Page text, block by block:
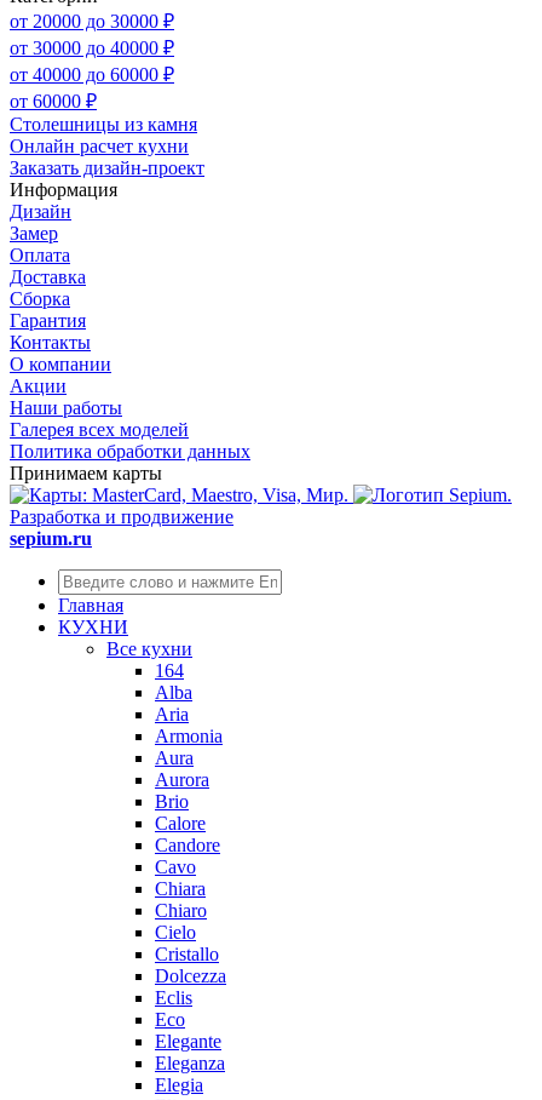
от 20000 до 30000 ₽
от 30000 до 40000 ₽
от 40000 до 60000 ₽
от 60000 ₽
Столешницы из камня
Онлайн расчет кухни
Заказать дизайн-проект
Информация
Дизайн
Замер
Оплата
Доставка
Сборка
Гарантия
Контакты
О компании
Акции
Наши работы
Галерея всех моделей
Политика обработки данных
Принимаем карты
Разработка и продвижение
sepium.ru
Главная
КУХНИ
Все кухни
164
Alba
Aria
Armonia
Aura
Aurora
Brio
Calore
Candore
Cavo
Chiara
Chiaro
Cielo
Cristallo
Dolcezza
Eclis
Eco
Elegante
Eleganza
Elegia